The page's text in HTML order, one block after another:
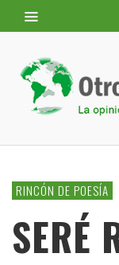
RINCÓN DE POESÍA
SERÉ